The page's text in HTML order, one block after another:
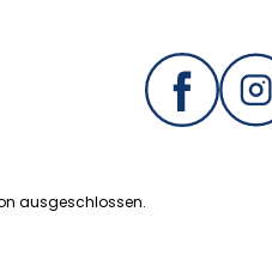
ausgeschlossen.